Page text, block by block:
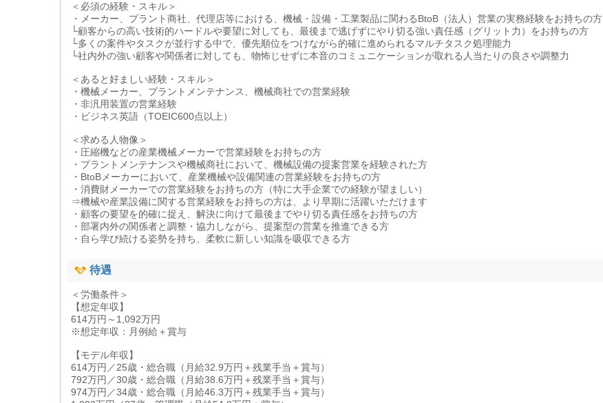
＜必須の経験・スキル＞
・メーカー、プラント商社、代理店等における、機械・設備・工業製品に関わるBtoB（法人）営業の実務経験をお持ちの方
└顧客からの高い技術的ハードルや要望に対しても、最後まで逃げずにやり切る強い責任感（グリット力）をお持ちの方
└多くの案件やタスクが並行する中で、優先順位をつけながら的確に進められるマルチタスク処理能力
└社内外の強い顧客や関係者に対しても、物怖じせずに本音のコミュニケーションが取れる人当たりの良さや調整力
＜あると好ましい経験・スキル＞
・機械メーカー、プラントメンテナンス、機械商社での営業経験
・非汎用装置の営業経験
・ビジネス英語（TOEIC600点以上）
＜求める人物像＞
・圧縮機などの産業機械メーカーで営業経験をお持ちの方
・プラントメンテナンスや機械商社において、機械設備の提案営業を経験された方
・BtoBメーカーにおいて、産業機械や設備関連の営業経験をお持ちの方
・消費財メーカーでの営業経験をお持ちの方（特に大手企業での経験が望ましい）
⇒機械や産業設備に関する営業経験をお持ちの方は、より早期に活躍いただけます
・顧客の要望を的確に捉え、解決に向けて最後までやり切る責任感をお持ちの方
・部署内外の関係者と調整・協力しながら、提案型の営業を推進できる方
・自ら学び続ける姿勢を持ち、柔軟に新しい知識を吸収できる方
待遇
＜労働条件＞
【想定年収】
614万円～1,092万円
※想定年収：月例給＋賞与
【モデル年収】
614万円／25歳・総合職（月給32.9万円＋残業手当＋賞与）
792万円／30歳・総合職（月給38.6万円＋残業手当＋賞与）
974万円／34歳・総合職（月給46.3万円＋残業手当＋賞与）